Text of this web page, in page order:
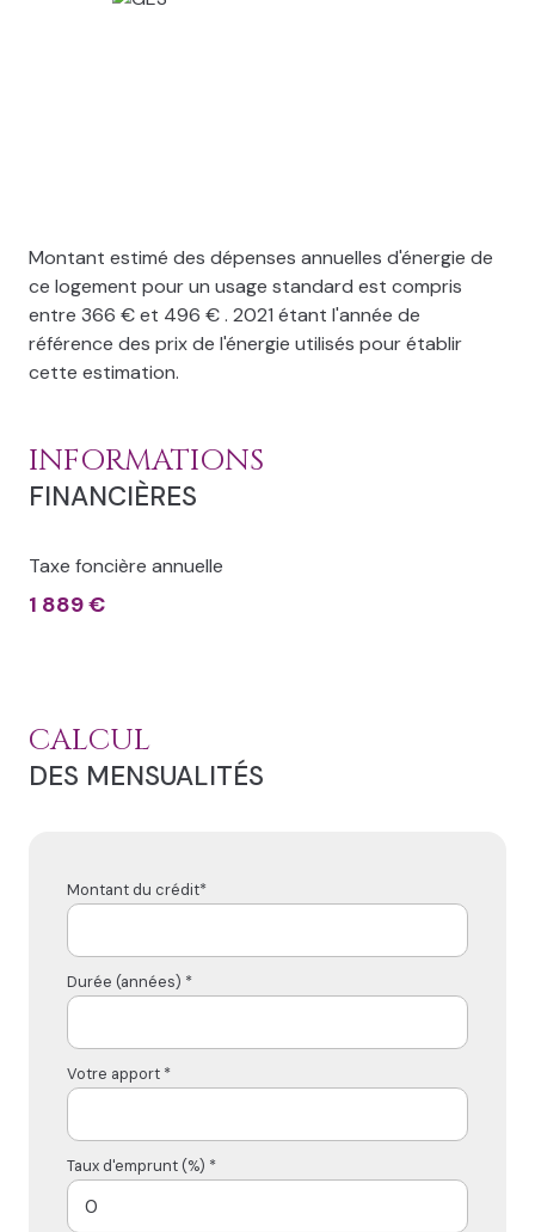
Montant estimé des dépenses annuelles d'énergie de
ce logement pour un usage standard est compris
entre 366 € et 496 € . 2021 étant l'année de
référence des prix de l'énergie utilisés pour établir
cette estimation.
INFORMATIONS
FINANCIÈRES
Taxe foncière annuelle
1 889 €
CALCUL
DES MENSUALITÉS
Montant du crédit*
Durée (années) *
Votre apport *
Taux d'emprunt (%) *